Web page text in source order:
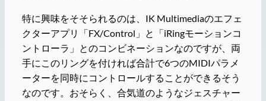
特に興味をそそられるのは、IK Multimediaのエフェ
クターアプリ「FX/Control」と「iRingモーションコ
ントローラ」とのコンビネーションなのですが、両
手にこのリングを付ければ合計で6つのMIDIパラメ
ーターを同時にコントロールすることができるそう
なのです。おそらく、合気道のようなジェスチャー